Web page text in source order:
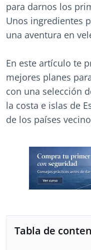
para darnos los
Unos ingredientes
una aventura en
En este artículo te
mejores planes
con una selección
la costa e islas de
de los países
Tabla de